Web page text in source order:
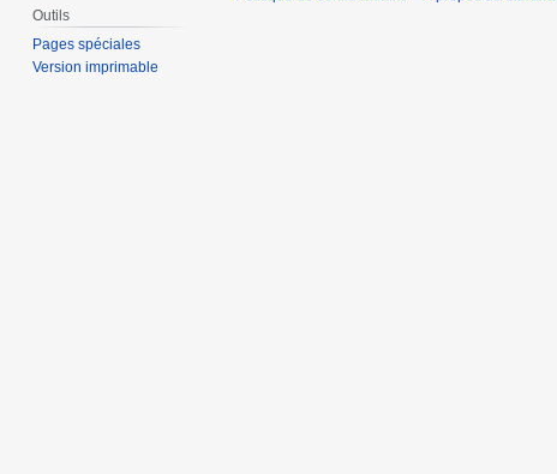
Outils
Pages spéciales
Version imprimable